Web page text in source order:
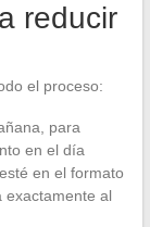
reducir
el proceso:
para
en el día
en el formato
exactamente al